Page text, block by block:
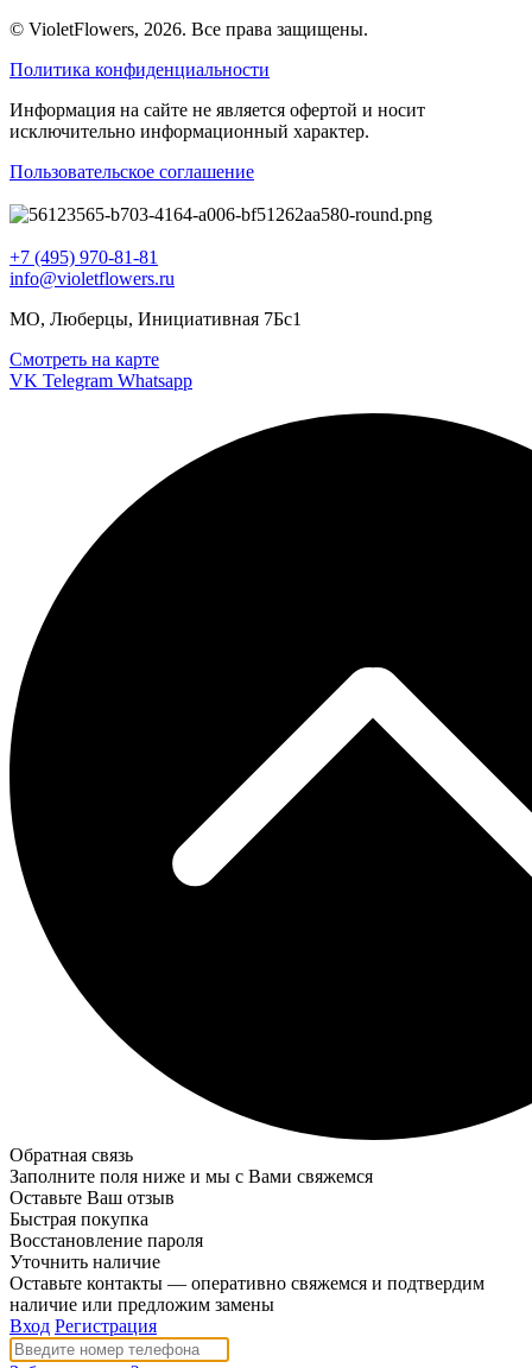
© VioletFlowers, 2026. Все права защищены.
Политика конфиденциальности
Информация на сайте не является офертой и носит
исключительно информационный характер.
Пользовательское соглашение
+7 (495) 970-81-81
info@violetflowers.ru
МО, Люберцы, Инициативная 7Бс1
Смотреть на карте
VK Telegram Whatsapp
Обратная связь
Заполните поля ниже и мы с Вами свяжемся
Оставьте Ваш отзыв
Быстрая покупка
Восстановление пароля
Уточнить наличие
Оставьте контакты — оперативно свяжемся и подтвердим
наличие или предложим замены
Вход Регистрация